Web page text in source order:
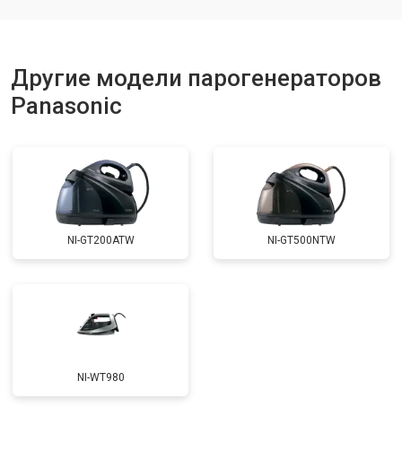
Другие модели парогенераторов
Panasonic
NI-GT200ATW NI-GT500NTW
NI-WT980